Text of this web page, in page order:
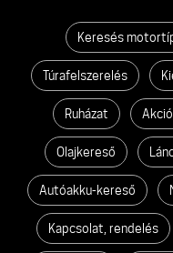
Keresés
Túrafelszerelés
Ruházat
Olajkereső
Autóakku-kereső
Kapcsolat, rendelés